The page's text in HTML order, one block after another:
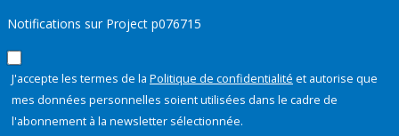
Notifications sur Project p076715
J'accepte les termes de la Politique de confidentialité et autorise que
mes données personnelles soient utilisées dans le cadre de
l'abonnement à la newsletter sélectionnée.